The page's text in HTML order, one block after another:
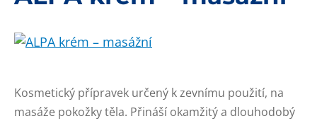
Kosmetický přípravek určený k zevnímu použití, na
masáže pokožky těla. Přináší okamžitý a dlouhodobý